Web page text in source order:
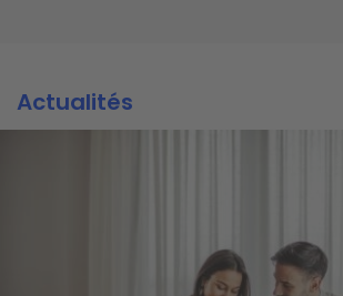
Actualités
Actualités